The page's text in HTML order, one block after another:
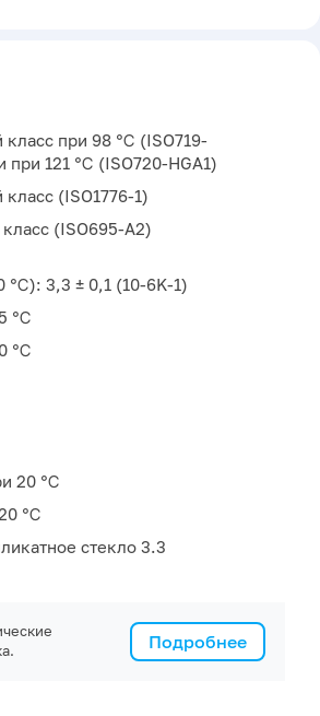
класс при 98 ℃ (ISO719-
при 121 ℃ (ISO720-HGA1)
класс (ISO1776-1)
класс (ISO695-A2)
℃): 3,3 ± 0,1 (10-6K-1)
℃
℃
20 ℃
20 ℃
стекло 3.3
Подробнее